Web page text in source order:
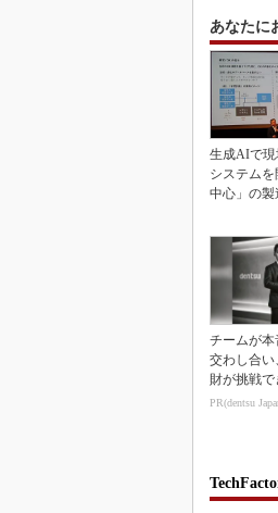
あなたに
生成AIで
システム
中心」の
チームが本
交わし合い
財が挑戦
PR(dentsu